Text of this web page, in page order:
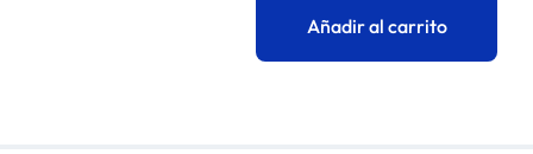
Añadir al carrito